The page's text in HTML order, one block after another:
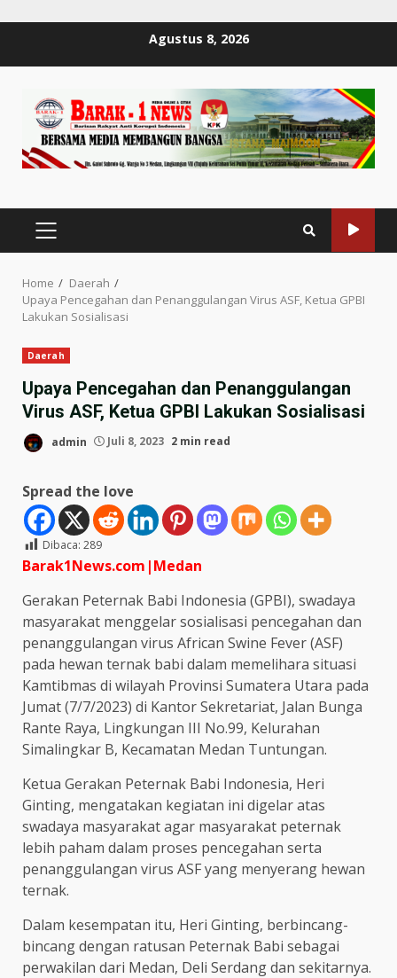
Agustus 8, 2026
PRIMARY
MENU
Home
Daerah
Upaya Pencegahan dan Penanggulangan Virus ASF, Ketua GPBI
Lakukan Sosialisasi
Daerah
Upaya Pencegahan dan Penanggulangan
Virus ASF, Ketua GPBI Lakukan Sosialisasi
admin Juli 8, 2023 2 min read
Spread the love
Dibaca: 289
Barak1News.com|Medan
Gerakan Peternak Babi Indonesia (GPBI), swadaya
masyarakat menggelar sosialisasi pencegahan dan
penanggulangan virus African Swine Fever (ASF)
pada hewan ternak babi dalam memelihara situasi
Kamtibmas di wilayah Provinsi Sumatera Utara pada
Jumat (7/7/2023) di Kantor Sekretariat, Jalan Bunga
Rante Raya, Lingkungan III No.99, Kelurahan
Simalingkar B, Kecamatan Medan Tuntungan.
Ketua Gerakan Peternak Babi Indonesia, Heri
Ginting, mengatakan kegiatan ini digelar atas
swadaya masyarakat agar masyarakat peternak
lebih paham dalam proses pencegahan serta
penanggulangan virus ASF yang menyerang hewan
ternak.
Dalam kesempatan itu, Heri Ginting, berbincang-
bincang dengan ratusan Peternak Babi sebagai
perwakilan dari Medan, Deli Serdang dan sekitarnya.